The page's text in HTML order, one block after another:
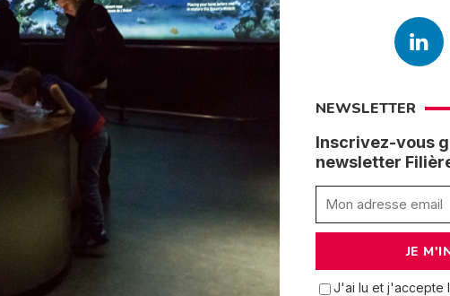
NEWSLETTER
Inscrivez-vous
newsletter
J'ai lu et j'accepte